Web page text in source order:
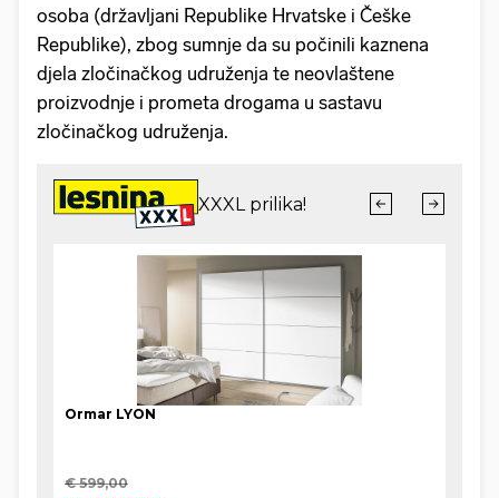
osoba (državljani Republike Hrvatske i Češke
Republike), zbog sumnje da su počinili kaznena
djela zločinačkog udruženja te neovlaštene
proizvodnje i prometa drogama u sastavu
zločinačkog udruženja.